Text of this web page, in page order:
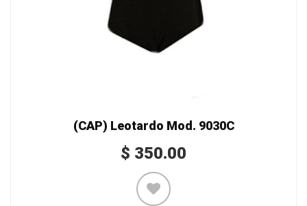
(CAP) Leotardo Mod. 9030C
$ 350.00